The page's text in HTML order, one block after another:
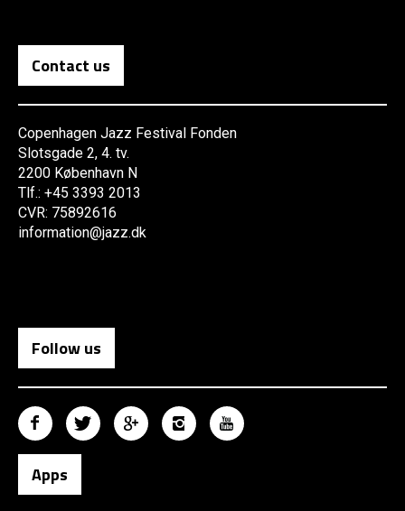
Contact us
Copenhagen Jazz Festival Fonden
Slotsgade 2, 4. tv.
2200 København N
Tlf.: +45 3393 2013
CVR: 75892616
information@jazz.dk
Follow us
Apps